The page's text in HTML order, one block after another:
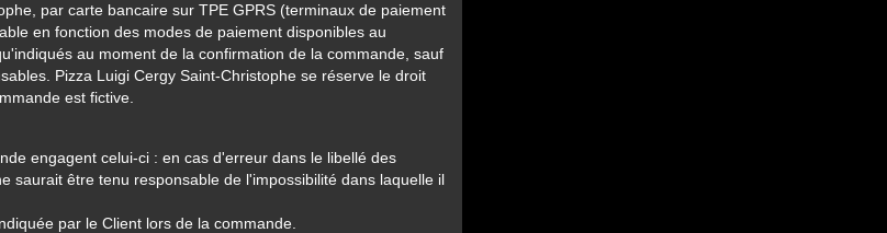
par carte bancaire sur TPE GPRS (terminaux de paiement
en fonction des modes de paiement disponibles au
au moment de la confirmation de la commande, sauf
Pizza Luigi Cergy Saint-Christophe se réserve le droit
est fictive.
engagent celui-ci : en cas d'erreur dans le libellé des
saurait être tenu responsable de l'impossibilité dans laquelle il
par le Client lors de la commande.